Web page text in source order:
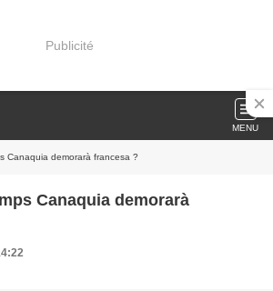
Publicité
MENU
Canaquia demorarà francesa ?
Canaquia demorarà